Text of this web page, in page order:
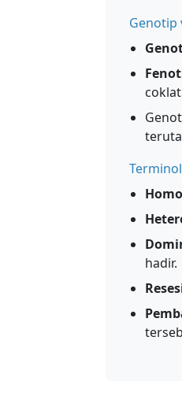
Genotip
hadir.